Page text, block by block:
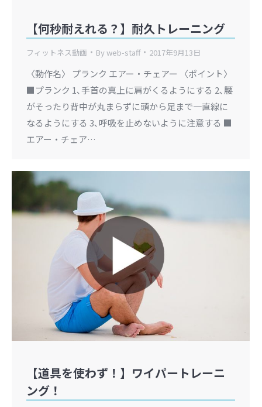
【何秒耐えれる？】耐久トレーニング
フィットネス動画 Byweb-staff 2017年9月13日
〈動作名〉 プランク エアー・チェアー 〈ポイント〉
■プランク 1､手首の真上に肩がくるようにする 2､腰
がそったり背中が丸まらずに頭から足まで一直線に
なるようにする 3､呼吸を止めないように注意する ■
エアー・チェア…
【道具を使わず！】ワイパートレーニ
ング！